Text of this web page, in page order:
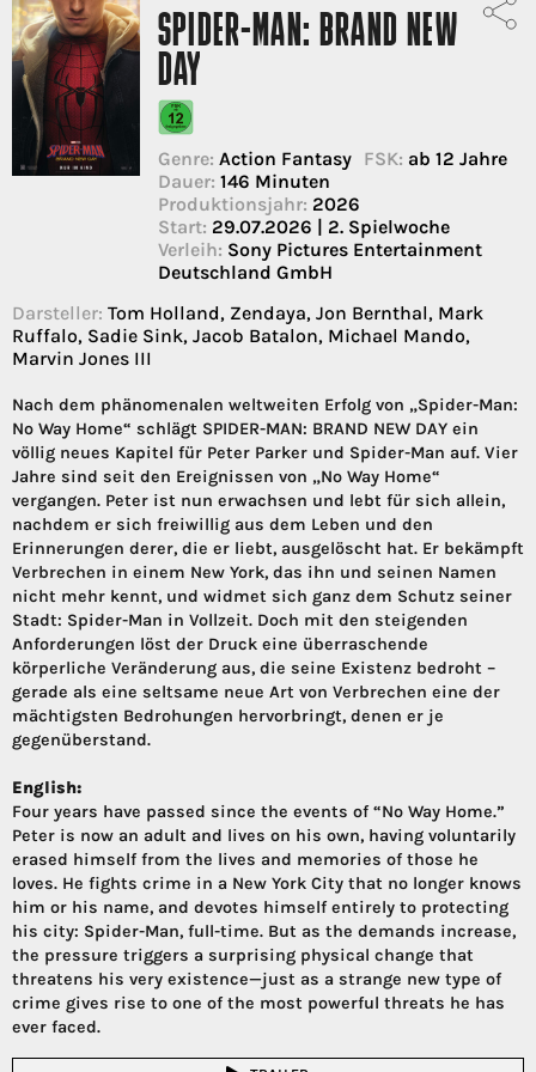
SPIDER-MAN: BRAND NEW
DAY
Genre: Action Fantasy FSK: ab 12 Jahre
Dauer: 146 Minuten
Produktionsjahr: 2026
Start: 29.07.2026 | 2. Spielwoche
Verleih: Sony Pictures Entertainment
Deutschland GmbH
Darsteller: Tom Holland, Zendaya, Jon Bernthal, Mark
Ruffalo, Sadie Sink, Jacob Batalon, Michael Mando,
Marvin Jones III
Nach dem phänomenalen weltweiten Erfolg von „Spider-Man:
No Way Home“ schlägt SPIDER-MAN: BRAND NEW DAY ein
völlig neues Kapitel für Peter Parker und Spider-Man auf. Vier
Jahre sind seit den Ereignissen von „No Way Home“
vergangen. Peter ist nun erwachsen und lebt für sich allein,
nachdem er sich freiwillig aus dem Leben und den
Erinnerungen derer, die er liebt, ausgelöscht hat. Er bekämpft
Verbrechen in einem New York, das ihn und seinen Namen
nicht mehr kennt, und widmet sich ganz dem Schutz seiner
Stadt: Spider-Man in Vollzeit. Doch mit den steigenden
Anforderungen löst der Druck eine überraschende
körperliche Veränderung aus, die seine Existenz bedroht –
gerade als eine seltsame neue Art von Verbrechen eine der
mächtigsten Bedrohungen hervorbringt, denen er je
gegenüberstand.
English:
Four years have passed since the events of “No Way Home.”
Peter is now an adult and lives on his own, having voluntarily
erased himself from the lives and memories of those he
loves. He fights crime in a New York City that no longer knows
him or his name, and devotes himself entirely to protecting
his city: Spider-Man, full-time. But as the demands increase,
the pressure triggers a surprising physical change that
threatens his very existence—just as a strange new type of
crime gives rise to one of the most powerful threats he has
ever faced.